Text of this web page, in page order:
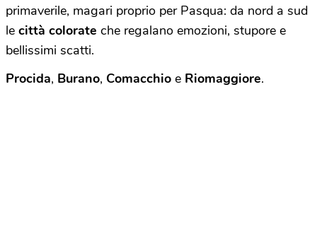
primaverile, magari proprio per Pasqua: da nord a sud
le città colorate che regalano emozioni, stupore e
bellissimi scatti.
Procida, Burano, Comacchio e Riomaggiore.